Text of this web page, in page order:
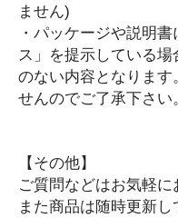
ません)
・パッケージや説明
ス」を提示している
のない内容となります
せんのでご了承下さい。
【その他】
ご質問などはお気軽に
また商品は随時更新